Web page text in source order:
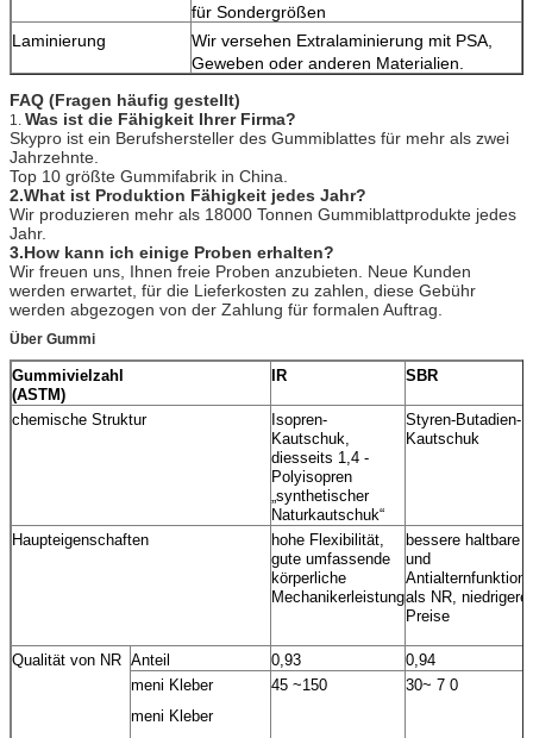
für Sondergrößen
Laminierung
Wir versehen Extralaminierung mit PSA,
Geweben oder anderen Materialien.
FAQ (Fragen häufig gestellt)
1. Was ist die Fähigkeit Ihrer Firma?
Skypro ist ein Berufshersteller des Gummiblattes für mehr als zwei
Jahrzehnte.
Top 10 größte Gummifabrik in China.
2.What ist Produktion Fähigkeit jedes Jahr?
Wir produzieren mehr als 18000 Tonnen Gummiblattprodukte jedes
Jahr.
3.How kann ich einige Proben erhalten?
Wir freuen uns, Ihnen freie Proben anzubieten. Neue Kunden
werden erwartet, für die Lieferkosten zu zahlen, diese Gebühr
werden abgezogen von der Zahlung für formalen Auftrag.
Über Gummi
Gummivielzahl
(ASTM)
IR SBR
chemische Struktur
Isopren-
Kautschuk,
diesseits 1,4 -
Polyisopren
„synthetischer
Naturkautschuk“
Styren-Butadien-
Kautschuk
Haupteigenschaften
hohe Flexibilität,
gute umfassende
körperliche
Mechanikerleistung
bessere haltbare
und
Antialternfunktion
als NR, niedrigere
Preise
Qualität von NR Anteil 0,93
0,94
meni Kleber
meni Kleber
45 ~150 30~ 7 0